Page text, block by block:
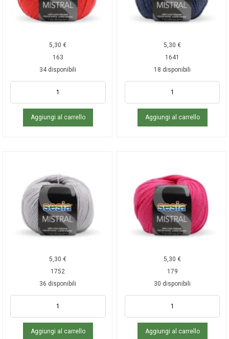
5,30€
163
34 disponibili
Aggiungi al carrello
5,30€
1641
18 disponibili
Aggiungi al carrello
5,30€
1752
36 disponibili
Aggiungi al carrello
5,30€
179
30 disponibili
Aggiungi al carrello